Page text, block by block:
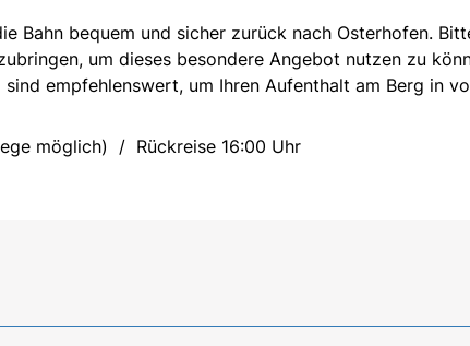
Bahn bequem und sicher zurück nach Osterhofen.
um dieses besondere Angebot nutzen zu
empfehlenswert, um Ihren Aufenthalt am Berg in
möglich) / Rückreise 16:00 Uhr